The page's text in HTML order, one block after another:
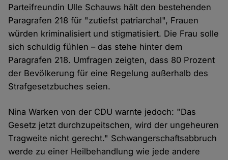
Parteifreundin Ulle Schauws hält den bestehenden
Paragrafen 218 für "zutiefst patriarchal", Frauen
würden kriminalisiert und stigmatisiert. Die Frau solle
sich schuldig fühlen – das stehe hinter dem
Paragrafen 218. Umfragen zeigten, dass 80 Prozent
der Bevölkerung für eine Regelung außerhalb des
Strafgesetzbuches seien.
Nina Warken von der CDU warnte jedoch: "Das
Gesetz jetzt durchzupeitschen, wird der ungeheuren
Tragweite nicht gerecht." Schwangerschaftsabbruch
werde zu einer Heilbehandlung wie jede andere